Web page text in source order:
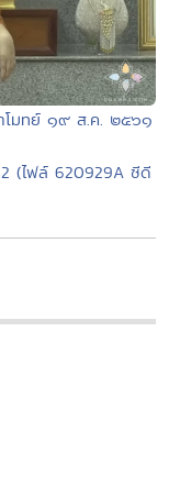
โมทย์ ๑๙ ส.ค. ๒๕๖๑
(ไฟล์ 620929A ซีดี